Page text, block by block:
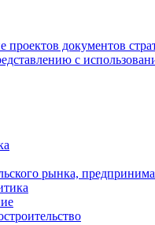
документов
с
рынка,